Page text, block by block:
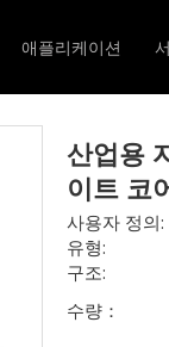
및 변압기
애플리케이션
산업용
이트 코
사용자 정의:
유형:
구조:
수량：